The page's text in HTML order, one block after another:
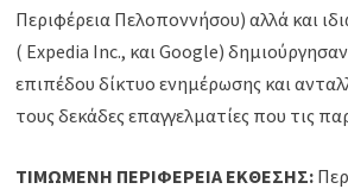
Περιφέρεια Πελοποννήσου) αλλά και
( Expedia Inc., και Google)
επιπέδου δίκτυο ενημέρωσης και
τους δεκάδες επαγγελματίες που τις
ΤΙΜΩΜΕΝΗ ΠΕΡΙΦΕΡΕΙΑ ΕΚΘΕΣΗΣ: